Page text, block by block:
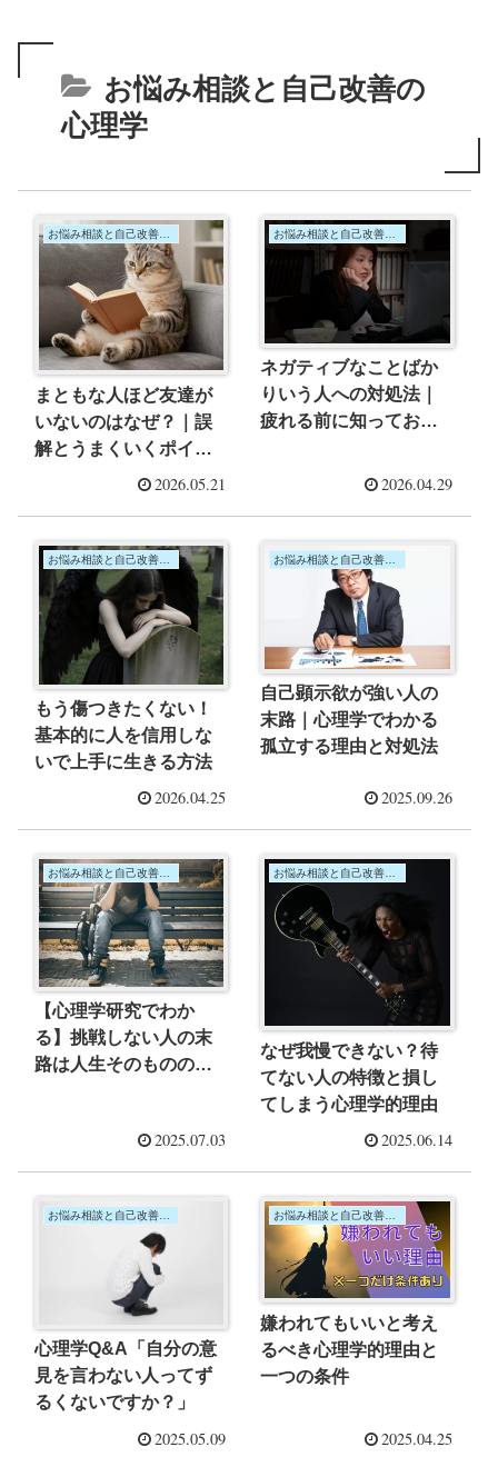
お悩み相談と自己改善の
心理学
お悩み相談と自己改善の心理学
まともな人ほど友達が
いないのはなぜ？｜誤
解とうまくいくポイン
2026.05.21
ネガティブなことばか
りいう人への対処法｜
疲れる前に知っておこ
2026.04.29
お悩み相談と自己改善の心理学
もう傷つきたくない！
基本的に人を信用しな
いで上手に生きる方法
2026.04.25
自己顕示欲が強い人の
末路｜心理学でわかる
孤立する理由と対処法
2025.09.26
お悩み相談と自己改善の心理学
【心理学研究でわか
る】挑戦しない人の末
路は人生そのものの失
2025.07.03
なぜ我慢できない？待
てない人の特徴と損し
てしまう心理学的理由
2025.06.14
お悩み相談と自己改善の心理学
心理学Q&A「自分の意
見を言わない人ってず
るくないですか？」
2025.05.09
嫌われてもいいと考え
るべき心理学的理由と
一つの条件
2025.04.25